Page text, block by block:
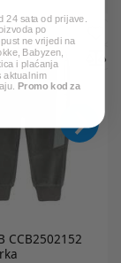
CCB2502152
24 sata od prijave.
po
ne vrijedi na
Babyzen,
i plaćanja
aktualnim
Promo kod za